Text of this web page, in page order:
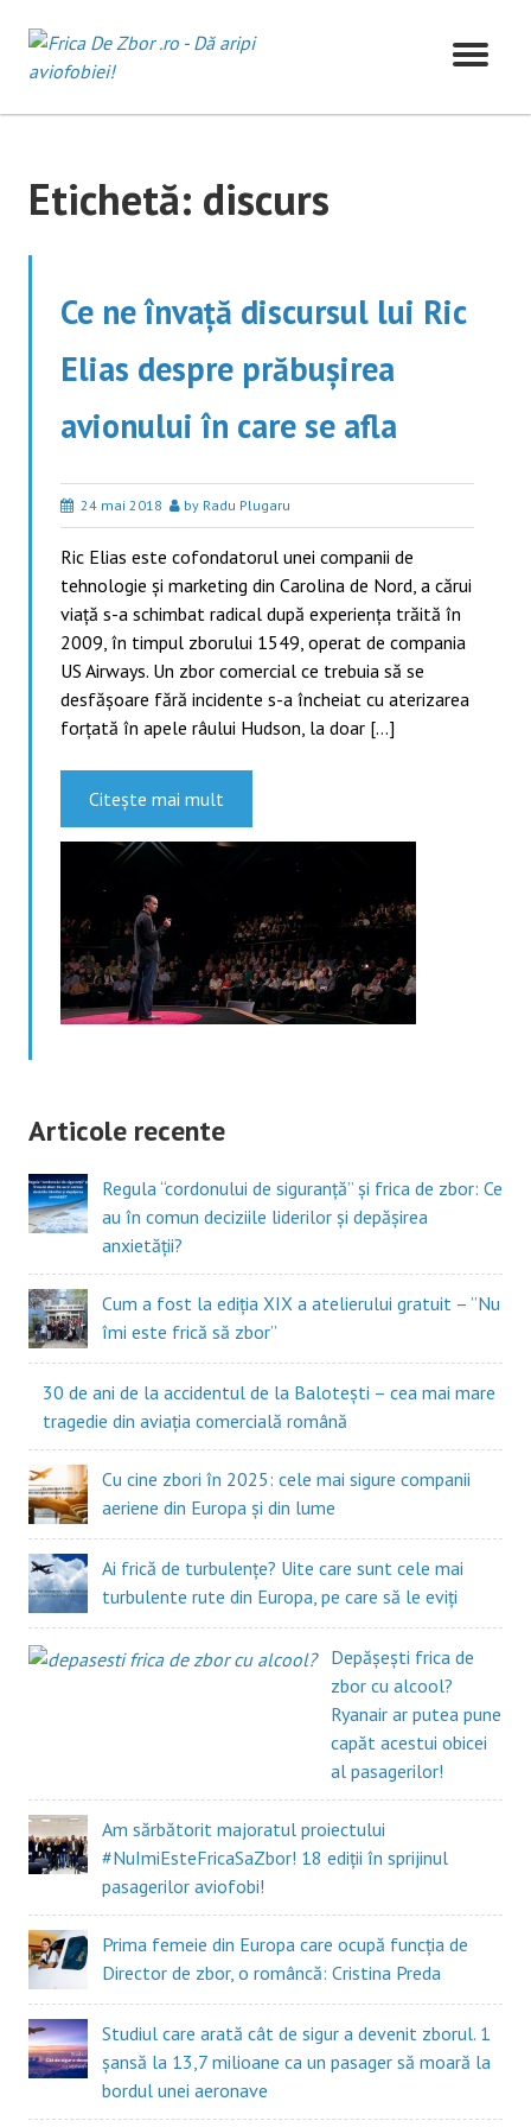
content
Etichetă: discurs
Ce ne învață discursul lui Ric
Elias despre prăbușirea
avionului în care se afla
24 mai 2018 by Radu Plugaru
Ric Elias este cofondatorul unei companii de
tehnologie şi marketing din Carolina de Nord, a cărui
viaţă s-a schimbat radical după experienţa trăită în
2009, în timpul zborului 1549, operat de compania
US Airways. Un zbor comercial ce trebuia să se
desfăşoare fără incidente s-a încheiat cu aterizarea
forţată în apele râului Hudson, la doar […]
Citește mai mult
Articole recente
Regula “cordonului de siguranță” și frica de zbor: Ce
au în comun deciziile liderilor și depășirea
anxietății?
Cum a fost la ediția XIX a atelierului gratuit – ”Nu
îmi este frică să zbor”
30 de ani de la accidentul de la Balotești – cea mai mare
tragedie din aviația comercială română
Cu cine zbori în 2025: cele mai sigure companii
aeriene din Europa și din lume
Ai frică de turbulențe? Uite care sunt cele mai
turbulente rute din Europa, pe care să le eviți
Depășești frica de
zbor cu alcool?
Ryanair ar putea pune
capăt acestui obicei
al pasagerilor!
Am sărbătorit majoratul proiectului
#NuImiEsteFricaSaZbor! 18 ediții în sprijinul
pasagerilor aviofobi!
Prima femeie din Europa care ocupă funcția de
Director de zbor, o româncă: Cristina Preda
Studiul care arată cât de sigur a devenit zborul. 1
șansă la 13,7 milioane ca un pasager să moară la
bordul unei aeronave